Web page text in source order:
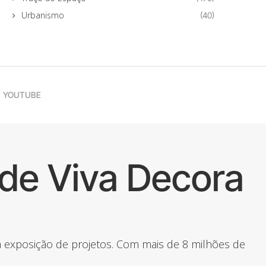
Urbanismo (40)
YOUTUBE
Viva Decora
de projetos. Com mais de 8 milhões de